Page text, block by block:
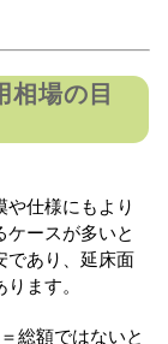
相場の目
仕様にもより
ケースが多いと
であり、延床面
ます。
総額ではないと